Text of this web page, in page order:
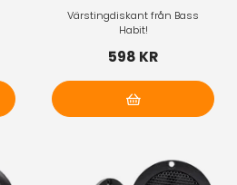
Värstingdiskant från Bass
Habit!
598 KR